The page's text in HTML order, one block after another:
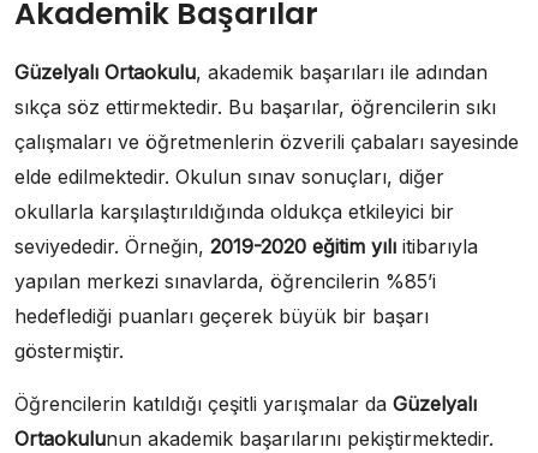
Akademik Başarılar
Güzelyalı Ortaokulu, akademik başarıları ile adından
sıkça söz ettirmektedir. Bu başarılar, öğrencilerin sıkı
çalışmaları ve öğretmenlerin özverili çabaları sayesinde
elde edilmektedir. Okulun sınav sonuçları, diğer
okullarla karşılaştırıldığında oldukça etkileyici bir
seviyededir. Örneğin, 2019-2020 eğitim yılı itibarıyla
yapılan merkezi sınavlarda, öğrencilerin %85’i
hedeflediği puanları geçerek büyük bir başarı
göstermiştir.
Öğrencilerin katıldığı çeşitli yarışmalar da Güzelyalı
Ortaokulunun akademik başarılarını pekiştirmektedir.